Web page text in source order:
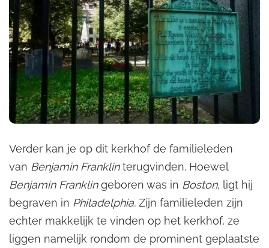
Verder kan je op dit kerkhof de familieleden
van Benjamin Franklinterugvinden. Hoewel
Benjamin Franklingeboren was in Boston, ligt hij
begraven in Philadelphia. Zijn familieleden zijn
echter makkelijk te vinden op het kerkhof, ze
liggen namelijk rondom de prominent geplaatste